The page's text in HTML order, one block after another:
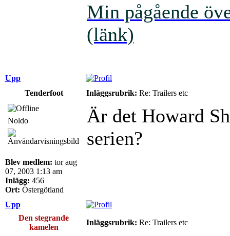
Min pågående
(länk)
Upp
Tenderfoot
Inläggsrubrik: Re: Trailers etc
Noldo
Blev medlem: tor aug
07, 2003 1:13 am
Inlägg: 456
Ort: Östergötland
Är det Howard
serien?
Upp
Den stegrande
kamelen
Inläggsrubrik: Re: Trailers etc